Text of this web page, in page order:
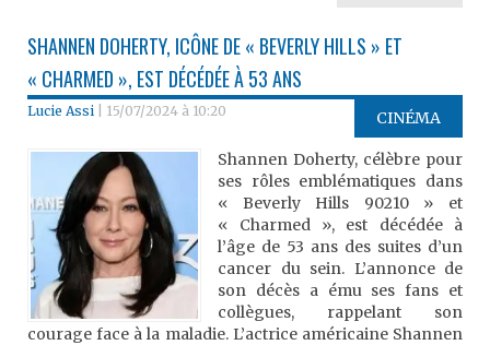
SHANNEN DOHERTY, ICÔNE DE « BEVERLY HILLS » ET
« CHARMED », EST DÉCÉDÉE À 53 ANS
Lucie Assi 15/07/2024 à 10:20 CINÉMA
Shannen Doherty, célèbre pour
ses rôles emblématiques dans
« Beverly Hills 90210 » et
« Charmed », est décédée à
l’âge de 53 ans des suites d’un
cancer du sein. L’annonce de
son décès a ému ses fans et
collègues, rappelant son
courage face à la maladie. L’actrice américaine Shannen